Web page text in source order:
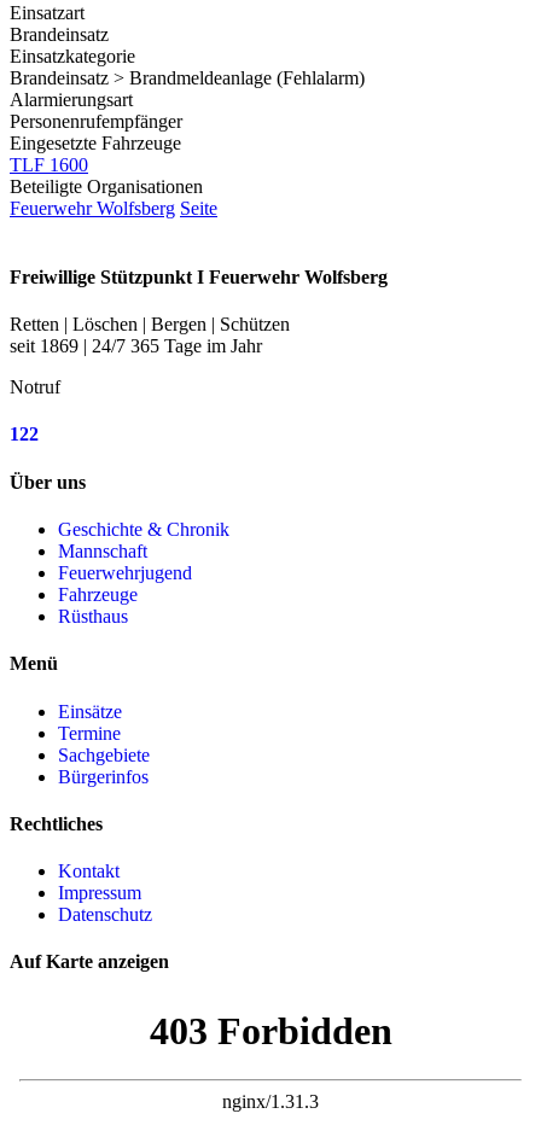
Einsatzart
Brandeinsatz
Einsatzkategorie
Brandeinsatz > Brandmeldeanlage (Fehlalarm)
Alarmierungsart
Personenrufempfänger
Eingesetzte Fahrzeuge
TLF 1600
Beteiligte Organisationen
Feuerwehr Wolfsberg Seite
Freiwillige Stützpunkt I Feuerwehr Wolfsberg
Retten | Löschen | Bergen | Schützen
seit 1869 | 24/7 365 Tage im Jahr
Notruf
122
Über uns
Geschichte & Chronik
Mannschaft
Feuerwehrjugend
Fahrzeuge
Rüsthaus
Menü
Einsätze
Termine
Sachgebiete
Bürgerinfos
Rechtliches
Kontakt
Impressum
Datenschutz
Auf Karte anzeigen